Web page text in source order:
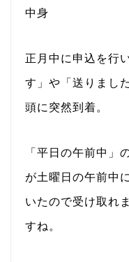
中身
正月中に申込を行
す」や「送りまし
頭に突然到着。
「平日の午前中」
が土曜日の午前中
いたので受け取れ
すね。